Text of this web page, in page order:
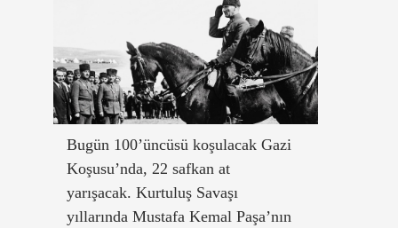
Bugün 100’üncüsü koşulacak Gazi
Koşusu’nda, 22 safkan at
yarışacak. Kurtuluş Savaşı
yıllarında Mustafa Kemal Paşa’nın